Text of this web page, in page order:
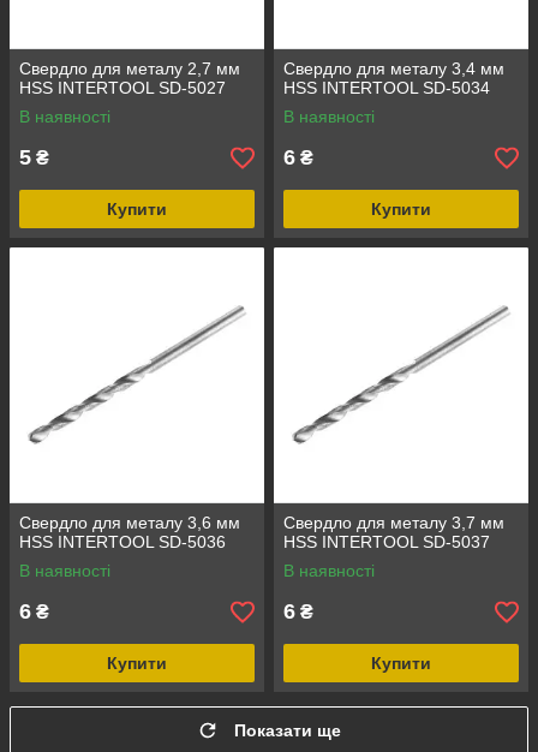
Свердло для металу 2,7 мм
HSS INTERTOOL SD-5027
В наявності
5 ₴
Купити
Свердло для металу 3,4 мм
HSS INTERTOOL SD-5034
В наявності
6 ₴
Купити
Свердло для металу 3,6 мм
HSS INTERTOOL SD-5036
В наявності
6 ₴
Купити
Свердло для металу 3,7 мм
HSS INTERTOOL SD-5037
В наявності
6 ₴
Купити
Показати ще